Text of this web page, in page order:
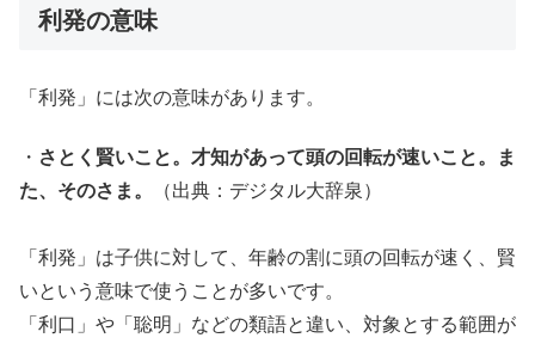
利発の意味
「利発」には次の意味があります。
・ さとく賢いこと。才知があって頭の回転が速いこと。ま
た、そのさま。
（出典：デジタル大辞泉）
「利発」は子供に対して、年齢の割に頭の回転が速く、賢
いという意味で使うことが多いです。
「利口」や「聡明」などの類語と違い、対象とする範囲が